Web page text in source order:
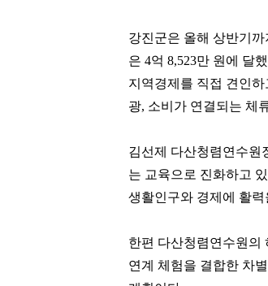
강진군은 올해 상반기
은 4억 8,523만 원에 달
지역경제를 직접 견인
광, 소비가 연결되는 체
김선제 다산청렴연수원
는 교육으로 진화하고
생활인구와 경제에 활
한편 다산청렴연수원의
연계 체험을 결합한 차